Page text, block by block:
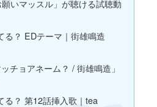
いマッスル」が聴ける試聴動
る？ EDテーマ｜街雄鳴造
チョアネーム？ / 街雄鳴造」
る？ 第12話挿入歌｜tea